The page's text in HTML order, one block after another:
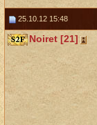
25.10.12 15:48
Noiret [21]